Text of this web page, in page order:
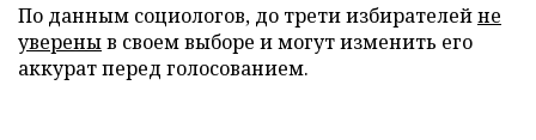
По данным социологов, до трети избирателейне
увереныв своем выборе и могут изменить его
аккурат перед голосованием.